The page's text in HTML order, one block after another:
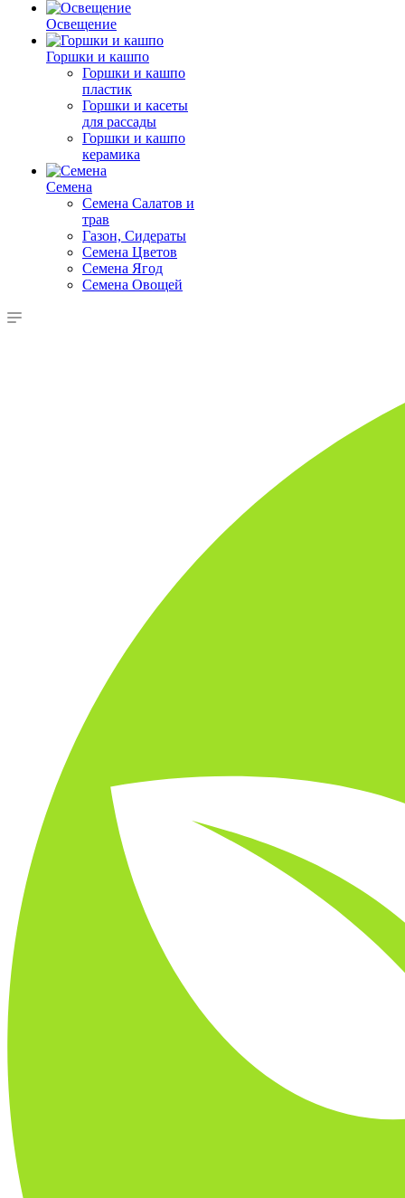
Освещение
Горшки и кашпо
Горшки и кашпо
пластик
Горшки и касеты
для рассады
Горшки и кашпо
керамика
Семена
Семена Салатов и
трав
Газон, Сидераты
Семена Цветов
Семена Ягод
Семена Овощей